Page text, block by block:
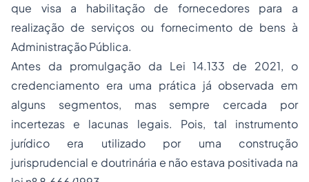
que visa a habilitação de fornecedores para a
realização de serviços ou fornecimento de bens à
Administração Pública.
Antes da promulgação da Lei 14.133 de 2021, o
credenciamento era uma prática já observada em
alguns segmentos, mas sempre cercada por
incertezas e lacunas legais. Pois, tal instrumento
jurídico era utilizado por uma construção
jurisprudencial e doutrinária e não estava positivada na